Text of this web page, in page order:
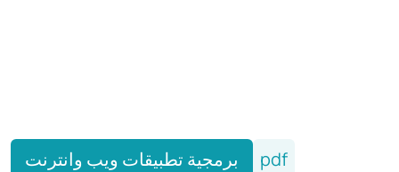
برمجية تطبيقات ويب وانترنت pdf